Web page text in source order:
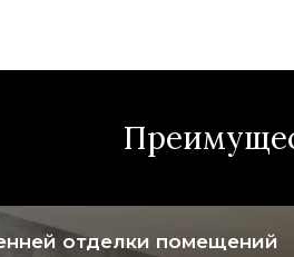
отделки помещений